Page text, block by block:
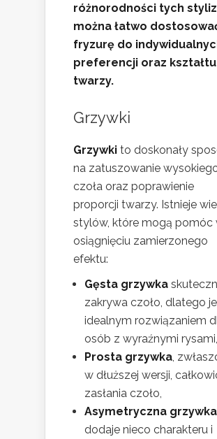
różnorodności tych
można łatwo
fryzurę do
preferencji oraz kształtu
twarzy.
Grzywki
Grzywki to doskonały
na zatuszowanie
czoła oraz poprawienie
proporcji twarzy. Istnieje
stylów, które mogą pomóc
osiągnięciu zamierzonego
efektu:
Gęsta grzywka
zakrywa czoło, dlatego
idealnym rozwiązaniem
osób z wyraźnymi rysami,
Prosta grzywka ,
w dłuższej wersji,
zasłania czoło,
Asymetryczna grzywka
dodaje nieco charakteru i